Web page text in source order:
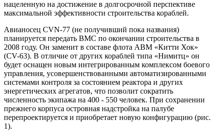
нацеленную на достижение в долгосрочной перспективе
максимальной эффективности строительства кораблей.
Авианосец CVN-77 (не получивший пока названия)
планируется передать ВМС по окончании строительства в
2008 году. Он заменит в составе флота АВМ «Китти Хок»
(CV-63). В отличие от других кораблей типа «Нимитц» он
будет оснащен новым интегрированным комплексом боевого
управления, усовершенствованными автоматизированными
системами контроля за состоянием реактора и других
энергетических агрегатов, что позволит сократить
численность экипажа на 400 - 550 человек. При сохранении
прежнего корпуса островная надстройка на палубе
перепроектируется и приобретает новую конфигурацию (рис.
1).